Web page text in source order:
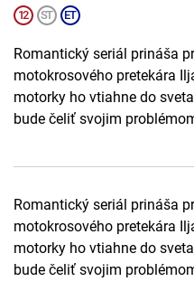
Romantický seriál prináša
motokrosového pretekára
motorky ho vtiahne do
bude čeliť svojim
Romantický seriál prináša
motokrosového pretekára
motorky ho vtiahne do
bude čeliť svojim